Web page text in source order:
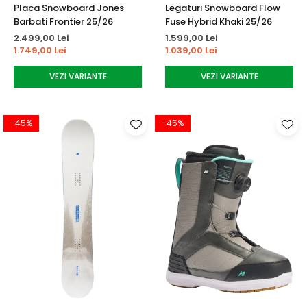
Placa Snowboard Jones
Barbati Frontier 25/26
2.499,00 Lei
1.749,00 Lei
VEZI VARIANTE
Legaturi Snowboard Flow
Fuse Hybrid Khaki 25/26
1.599,00 Lei
1.039,00 Lei
VEZI VARIANTE
-45% -45%